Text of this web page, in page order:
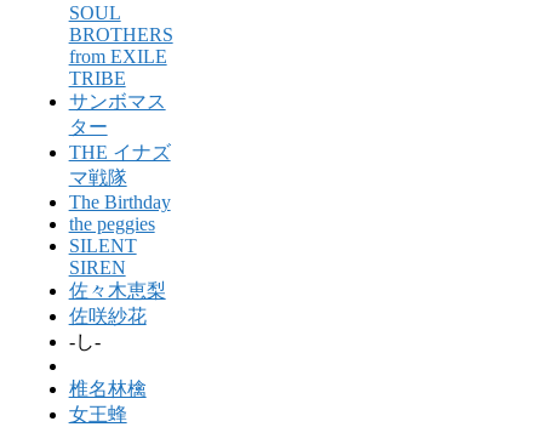
SOUL
BROTHERS
from EXILE
TRIBE
サンボマス
ター
THE イナズ
マ戦隊
The Birthday
the peggies
SILENT
SIREN
佐々木恵梨
佐咲紗花
-し-
椎名林檎
女王蜂